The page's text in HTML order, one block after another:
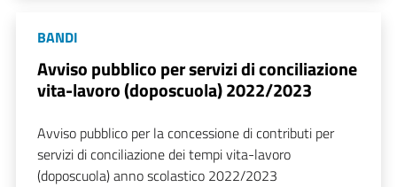
BANDI
Avviso pubblico per servizi di conciliazione
vita-lavoro (doposcuola) 2022/2023
Avviso pubblico per la concessione di contributi per
servizi di conciliazione dei tempi vita-lavoro
(doposcuola) anno scolastico 2022/2023